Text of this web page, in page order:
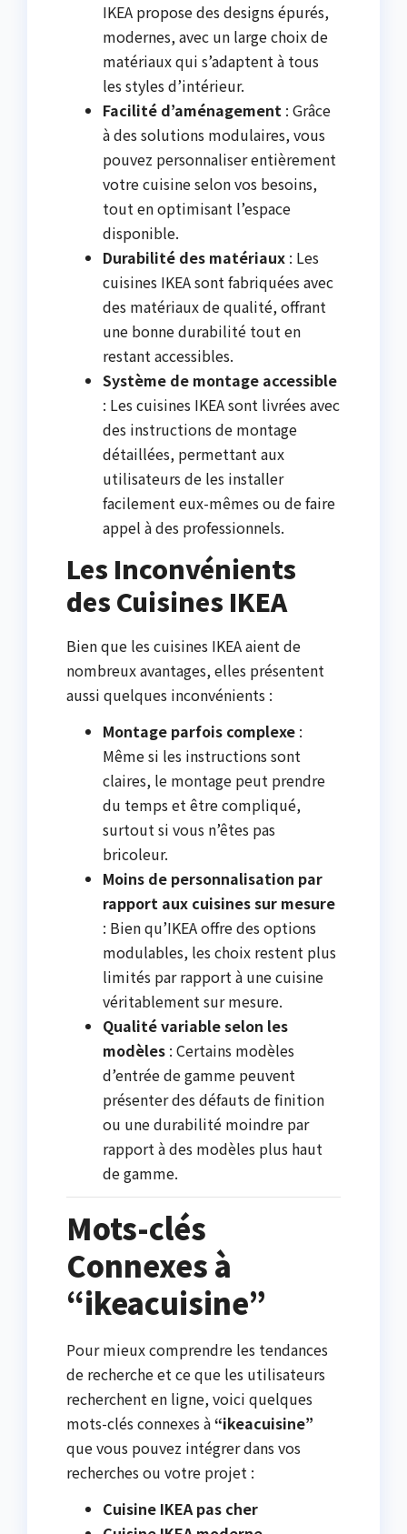
IKEA propose des designs épurés,
modernes, avec un large choix de
matériaux qui s’adaptent à tous
les styles d’intérieur.
Facilité d’aménagement: Grâce
à des solutions modulaires, vous
pouvez personnaliser entièrement
votre cuisine selon vos besoins,
tout en optimisant l’espace
disponible.
Durabilité des matériaux: Les
cuisines IKEA sont fabriquées avec
des matériaux de qualité, offrant
une bonne durabilité tout en
restant accessibles.
Système de montage accessible
: Les cuisines IKEA sont livrées avec
des instructions de montage
détaillées, permettant aux
utilisateurs de les installer
facilement eux-mêmes ou de faire
appel à des professionnels.
Les Inconvénients
des Cuisines IKEA
Bien que les cuisines IKEA aient de
nombreux avantages, elles présentent
aussi quelques inconvénients :
Montage parfois complexe:
Même si les instructions sont
claires, le montage peut prendre
du temps et être compliqué,
surtout si vous n’êtes pas
bricoleur.
Moins de personnalisation par
rapport aux cuisines sur mesure
: Bien qu’IKEA offre des options
modulables, les choix restent plus
limités par rapport à une cuisine
véritablement sur mesure.
Qualité variable selon les
modèles: Certains modèles
d’entrée de gamme peuvent
présenter des défauts de finition
ou une durabilité moindre par
rapport à des modèles plus haut
de gamme.
Mots-clés
Connexes à
“ikeacuisine”
Pour mieux comprendre les tendances
de recherche et ce que les utilisateurs
recherchent en ligne, voici quelques
mots-clés connexes à“ikeacuisine”
que vous pouvez intégrer dans vos
recherches ou votre projet :
Cuisine IKEA pas cher